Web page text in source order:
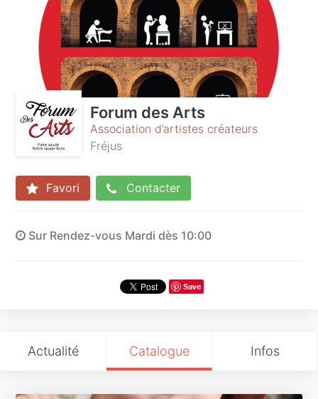
Forum des Arts
Association d’artistes créateurs
Fréjus
Favori Contacter
Sur Rendez-vous Mardi dès 10:00
Save
Actualité Catalogue Infos